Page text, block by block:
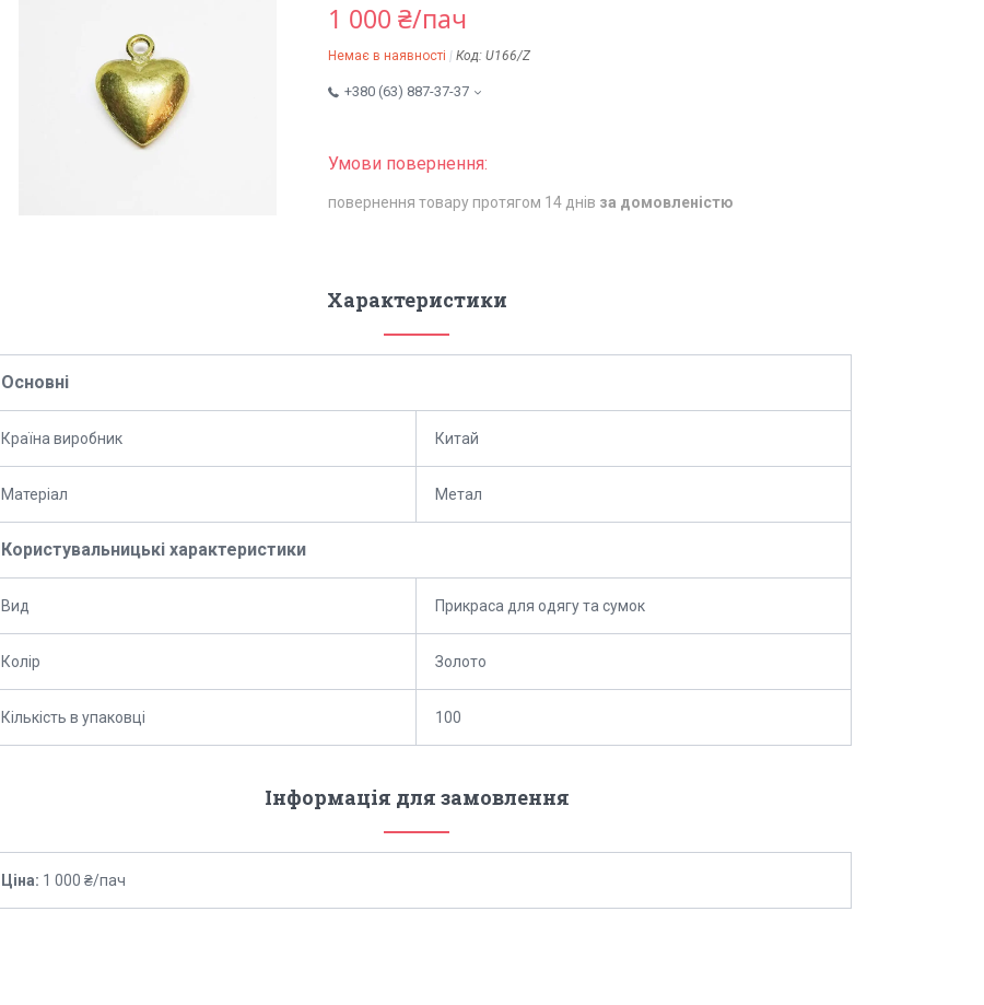
1 000 ₴/пач
Немає в наявності Код: U166/Z
+380 (63) 887-37-37
повернення товару протягом 14 днів за домовленістю
Характеристики
Основні
Країна виробник Китай
Матеріал Метал
Користувальницькі характеристики
Вид Прикраса для одягу та сумок
Колір Золото
Кількість в упаковці 100
Інформація для замовлення
Ціна: 1 000 ₴/пач